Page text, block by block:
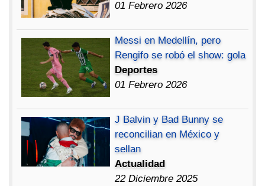
01 Febrero 2026
Messi en Medellín, pero
Rengifo se robó el show: gola
Deportes
01 Febrero 2026
J Balvin y Bad Bunny se
reconcilian en México y
sellan
Actualidad
22 Diciembre 2025